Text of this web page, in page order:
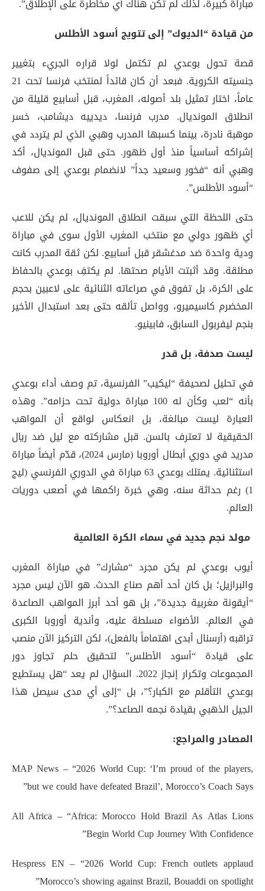
من قيادة “الديوك” إلى تتويج أسود الأطلس
قصة تحول بوعدي لم تكتمل لولا قراره الجريء بتغيير
جنسيته الكروية. فبعد أن كان قائداً لمنتخب فرنسا تحت 21
عاماً، اختار تمثيل بلد أصوله، المغرب، قبل أسابيع قليلة من
انطلاق المونديال. مدرب فرنسا، ديدييه ديشامب، خسر
موهبة نادرة، بينما كسبها المدرب وهبي الذي لم يتردد في
إشراكه أساسياً منذ أول ظهور. حتى قبل المونديال، أكد
وهبي أنه “فخور وسعيد جداً” لانضمام بوعدي إلى صفوف
“أسود الأطلس”.
حتى اللحظة التي سبقت انطلاق المونديال، لم يكن للاعب
أي ظهور دولي مع منتخب المغرب الأول سوى في مباراة
ودية واحدة ضد مدغشقر قبل أسابيع. لكن ثقة المدرب كانت
مطلقة. وقد أثبتت الأيام صحتها. لم يكتفِ بوعدي بالحفاظ
على الكرة، بل تفوق في صراعاته الثنائية على لاعبين بحجم
المخضرم كاسيميرو، وواصل تألقه حتى بعد استبدال الأخير
بنجم ليفربول السابق، فابينيو.
ليست صدفة، بل قدر
في تحليل لصحيفة “ليكيب” الفرنسية، تم وصف أداء بوعدي
بأنه “لعب وكأن له 100 مباراة دولية تحت حزامه”
. وهذه
العبارة ليست مبالغة، بل انعكاس لواقع أن المواهب
الحقيقية لا تعترف بالسن. قبل مشاركته مع ليل ضد ريال
مدريد في دوري أبطال أوروبا (مارس 2024)، قدّم أيضاً مباراة
استثنائية
. يمتلك بوعدي 63 مباراة في الدوري الفرنسي (ليج
1) رغم حداثة سنه، وهي خبرة راكمها في أصعب دوريات
العالم.
مولد نجم جديد في سماء الكرة العالمية
أيوب بوعدي لم يكن مجرد “مشارك” في مباراة المغرب
والبرازيل؛ بل كان أحد أهم صناع الحدث. هو الآن ليس مجرد
“أيقونة مغربية جديدة”، بل هو أحد أبرز المواهب الصاعدة
في العالم. الأضواء مسلطة عليه، وأندية أوروبا الكبرى
تراقبه (أرسنال أبدى اهتماماً بالفعل)، لكن التركيز الآن منصب
على قيادة “أسود الأطلس” لتحقيق حلم تجاوز دور
المجموعات وتكرار إنجاز 2022. السؤال لم يعد “هل يستطيع
بوعدي التأقلم مع الكبار؟”، بل “إلى أي مدى سيصل هذا
الجيل الذهبي بقيادة نجمه الصاعد؟”.
المصادر والمراجع:
MAP News – “2026 World Cup: ‘I’m proud of the players,
but we could have defeated Brazil’, Morocco’s Coach Says”
All Africa – “Africa: Morocco Hold Brazil As Atlas Lions
Begin World Cup Journey With Confidence”
Hespress EN – “2026 World Cup: French outlets applaud
Morocco’s showing against Brazil, Bouaddi on spotlight”